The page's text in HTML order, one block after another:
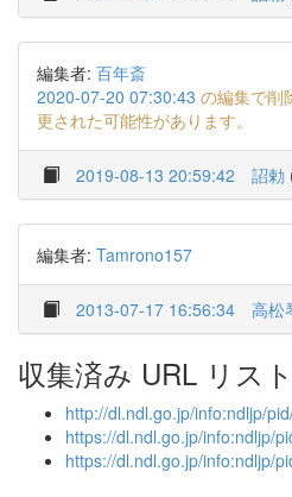
編集者: 百年斎
2020-07-20 07:30:43 の編集で削
更された可能性があります。
2019-08-13 20:59:42 詔勅
編集者: Tamrono157
2013-07-17 16:56:34 高松
収集済み URL リスト
http://dl.ndl.go.jp/info:ndljp/
https://dl.ndl.go.jp/info:ndljp/
https://dl.ndl.go.jp/info:ndljp/